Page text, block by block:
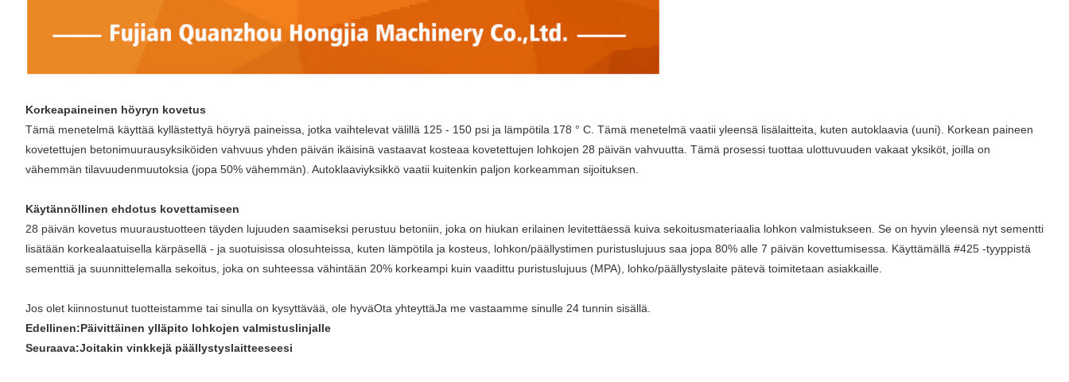
Korkeapaineinen höyryn kovetus
Tämä menetelmä käyttää kyllästettyä höyryä paineissa, jotka vaihtelevat välillä 125 - 150 psi ja lämpötila 178 ° C. Tämä menetelmä vaatii yleensä lisälaitteita, kuten autoklaavia (uuni). Korkean paineen
kovetettujen betonimuurausyksiköiden vahvuus yhden päivän ikäisinä vastaavat kosteaa kovetettujen lohkojen 28 päivän vahvuutta. Tämä prosessi tuottaa ulottuvuuden vakaat yksiköt, joilla on
vähemmän tilavuudenmuutoksia (jopa 50% vähemmän). Autoklaaviyksikkö vaatii kuitenkin paljon korkeamman sijoituksen.
Käytännöllinen ehdotus kovettamiseen
28 päivän kovetus muuraustuotteen täyden lujuuden saamiseksi perustuu betoniin, joka on hiukan erilainen levitettäessä kuiva sekoitusmateriaalia lohkon valmistukseen. Se on hyvin yleensä nyt sementti
lisätään korkealaatuisella kärpäsellä - ja suotuisissa olosuhteissa, kuten lämpötila ja kosteus, lohkon/päällystimen puristuslujuus saa jopa 80% alle 7 päivän kovettumisessa. Käyttämällä #425 -tyyppistä
sementtiä ja suunnittelemalla sekoitus, joka on suhteessa vähintään 20% korkeampi kuin vaadittu puristuslujuus (MPA), lohko/päällystyslaite pätevä toimitetaan asiakkaille.
Jos olet kiinnostunut tuotteistamme tai sinulla on kysyttävää, ole hyväOta yhteyttäJa me vastaamme sinulle 24 tunnin sisällä.
Edellinen:Päivittäinen ylläpito lohkojen valmistuslinjalle
Seuraava:Joitakin vinkkejä päällystyslaitteeseesi